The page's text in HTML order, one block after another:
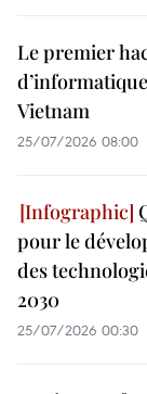
Le premier
Vietnam
25/07/2026 08:00
pour le
des
2030
25/07/2026 00:30